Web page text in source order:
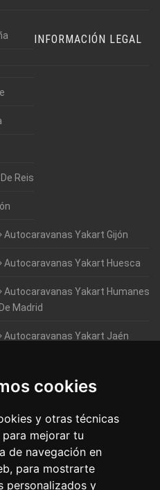
cookies
y otras técnicas
mejorar tu
de navegación en
para mostrarte
personalizados y
Reis
Autocaravanas Yakart Gijón
Autocaravanas Yakart Huesca
Autocaravanas Yakart Humanes
De Madrid
Autocaravanas Yakart Jaén
Autocaravanas Yakart Valencia
Autocaravanas Yakart Vitoria
INFORMACIÓN LEGAL